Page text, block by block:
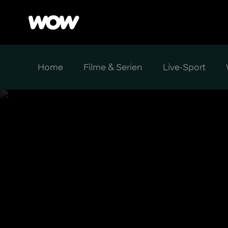
Home Filme & Serien Live-Sport